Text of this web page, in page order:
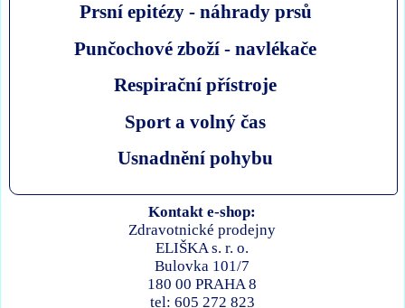
Prsní epitézy - náhrady prsů
Punčochové zboží - navlékače
Respirační přístroje
Sport a volný čas
Usnadnění pohybu
Kontakt e-shop:
Zdravotnické prodejny
ELIŠKA s. r. o.
Bulovka 101/7
180 00 PRAHA 8
tel: 605 272 823